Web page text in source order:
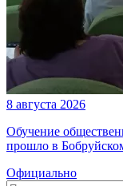
8 августа 2026
Обучение
прошло в
Официально